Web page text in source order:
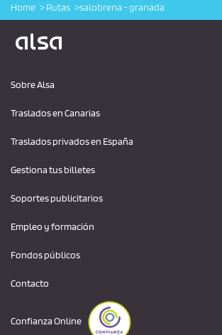
Home Rutas salobrena - granada
Sobre Alsa
Traslados en Canarias
Traslados privados en España
Gestiona tus billetes
Soportes publicitarios
Empleo y formación
Fondos públicos
Contacto
Confianza Online
Logo